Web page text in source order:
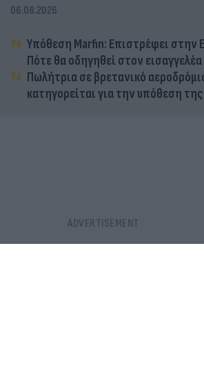
06.08.2026
Υπόθεση Marfin: Επιστρέφει στην
Πότε θα οδηγηθεί στον εισαγγελέα
Πωλήτρια σε βρετανικό
κατηγορείται για την υπόθεση